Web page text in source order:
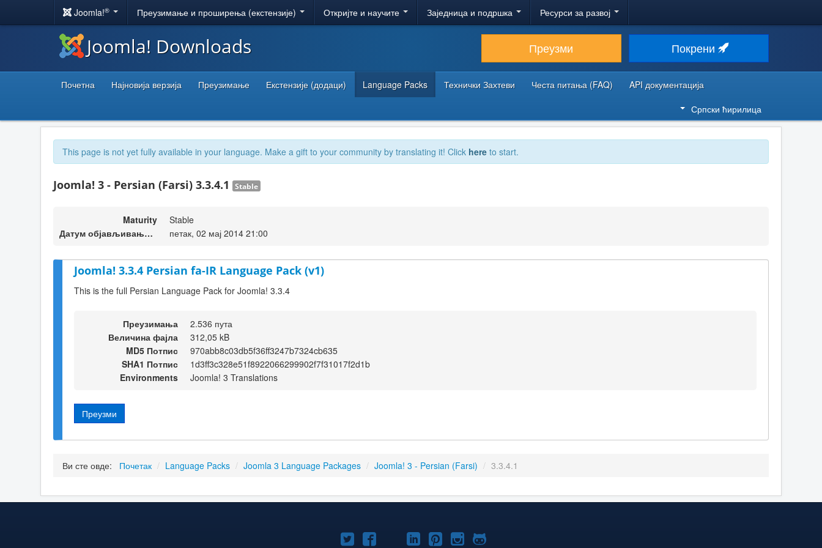
Joomla!® Преузимање и проширења (екстензије) Откријте и научите Заједница и подршка Ресурси за развој
Joomla! Downloads Преузми Покрени
Почетна Најновија верзија Преузимање Екстензије (додаци) Language Packs Технички Захтеви Честа питања (FAQ)
API документација
Српски ћирилица
This page is not yet fully available in your language. Make a gift to your community by translating it! Click here to start.
Joomla! 3 - Persian (Farsi) 3.3.4.1 Stable
Maturity
Stable
Датум објављивања верзије
петак, 02 мај 2014 21:00
Joomla! 3.3.4 Persian fa-IR Language Pack (v1)
This is the full Persian Language Pack for Joomla! 3.3.4
Преузимања
2.536 пута
Величина фајла
312,05 kB
MD5 Потпис
970abb8c03db5f36ff3247b7324cb635
SHA1 Потпис
1d3ff3c328e51f8922066299902f7f31017f2d1b
Environments
Joomla! 3 Translations
Преузми
Ви сте овде: Почетак / Language Packs / Joomla 3 Language Packages / Joomla! 3 - Persian (Farsi) / 3.3.4.1
Joomla!Joomla!Joomla!
Joomla!Joomla!
Joomla!Joomla!